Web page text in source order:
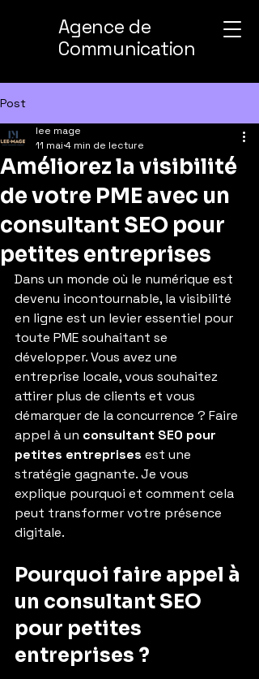
Agence de
Communication
Post
Améliorez la visibilité
de votre PME avec un
consultant SEO pour
petites entreprises
lee mage
11 mai 4 min de lecture
Dans un monde où le numérique est
devenu incontournable, la visibilité
en ligne est un levier essentiel pour
toute PME souhaitant se
développer. Vous avez une
entreprise locale, vous souhaitez
attirer plus de clients et vous
démarquer de la concurrence ? Faire
appel à un consultant SEO pour
petites entreprises est une
stratégie gagnante. Je vous
explique pourquoi et comment cela
peut transformer votre présence
digitale.
Pourquoi faire appel à
un consultant SEO
pour petites
entreprises ?